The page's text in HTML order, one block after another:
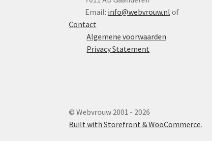
Email: info@webvrouw.nl of
Contact
Algemene voorwaarden
Privacy Statement
© Webvrouw 2001 - 2026
Built with Storefront & WooCommerce.